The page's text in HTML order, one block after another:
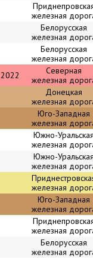
железная
Белорусская
железная
Белорусская
железная
2022
Северная
железная
Донецкая
железная
Юго-Западная
железная
Южно-
железная
Южно-
железная
железная
Юго-Западная
железная
железная
Белорусская
железная